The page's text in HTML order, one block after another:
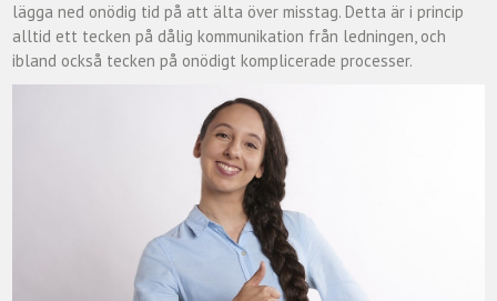
lägga ned onödig tid på att älta över misstag. Detta är i princip
alltid ett tecken på dålig kommunikation från ledningen, och
ibland också tecken på onödigt komplicerade processer.